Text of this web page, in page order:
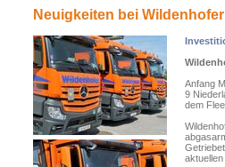
Neuigkeiten bei Wildenhofer
Anfang
9
dem